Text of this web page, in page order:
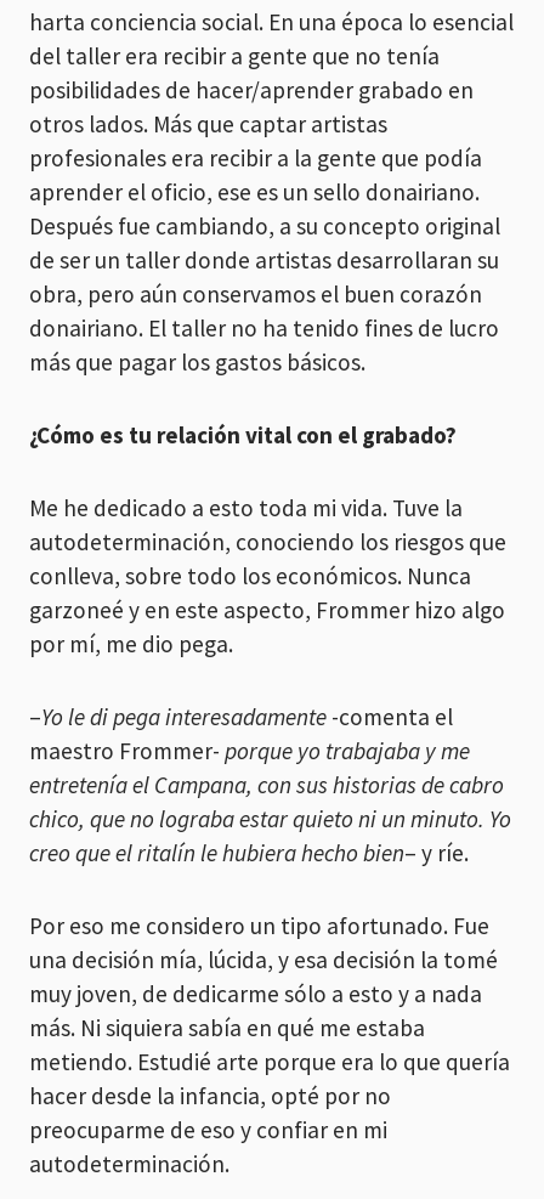
harta conciencia social. En una época lo esencial
del taller era recibir a gente que no tenía
posibilidades de hacer/aprender grabado en
otros lados. Más que captar artistas
profesionales era recibir a la gente que podía
aprender el oficio, ese es un sello donairiano.
Después fue cambiando, a su concepto original
de ser un taller donde artistas desarrollaran su
obra, pero aún conservamos el buen corazón
donairiano. El taller no ha tenido fines de lucro
más que pagar los gastos básicos.
¿Cómo es tu relación vital con el grabado?
Me he dedicado a esto toda mi vida. Tuve la
autodeterminación, conociendo los riesgos que
conlleva, sobre todo los económicos. Nunca
garzoneé y en este aspecto, Frommer hizo algo
por mí, me dio pega.
–Yo le di pega interesadamente -comenta el
maestro Frommer- porque yo trabajaba y me
entretenía el Campana, con sus historias de cabro
chico, que no lograba estar quieto ni un minuto. Yo
creo que el ritalín le hubiera hecho bien– y ríe.
Por eso me considero un tipo afortunado. Fue
una decisión mía, lúcida, y esa decisión la tomé
muy joven, de dedicarme sólo a esto y a nada
más. Ni siquiera sabía en qué me estaba
metiendo. Estudié arte porque era lo que quería
hacer desde la infancia, opté por no
preocuparme de eso y confiar en mi
autodeterminación.